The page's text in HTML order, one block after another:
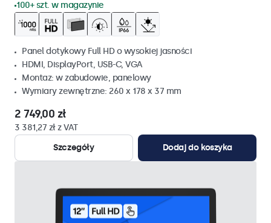
100+ szt. w magazynie
Panel dotykowy Full HD o wysokiej jasności
HDMI, DisplayPort, USB-C, VGA
Montaz: w zabudowie, panelowy
Wymiary zewnętrzne: 260 x 178 x 37 mm
2 749,00 zł
3 381,27 zł z VAT
Szczegóły
Dodaj do koszyka